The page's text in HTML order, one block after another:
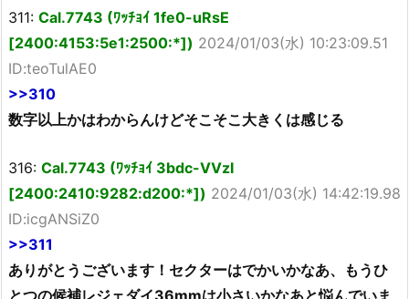
311: Cal.7743 (ﾜｯﾁｮｲ 1fe0-uRsE
[2400:4153:5e1:2500:*]) 2024/01/03(水) 10:23:09.51
ID:teoTulAE0
>>310
数字以上かはわからんけどそこそこ大きくは感じる
316: Cal.7743 (ﾜｯﾁｮｲ 3bdc-VVzI
[2400:2410:9282:d200:*]) 2024/01/03(水) 14:42:19.98
ID:icgANSiZ0
>>311
ありがとうございます！セクターはでかいかなあ、もうひ